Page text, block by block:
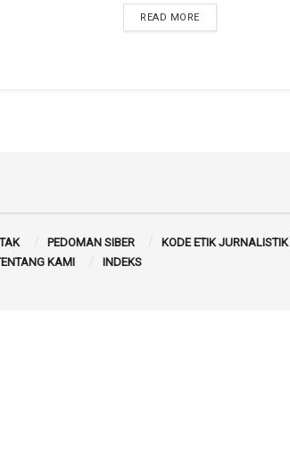
READ MORE
PEDOMAN SIBER
KODE ETIK JURNALISTIK
KAMI INDEKS